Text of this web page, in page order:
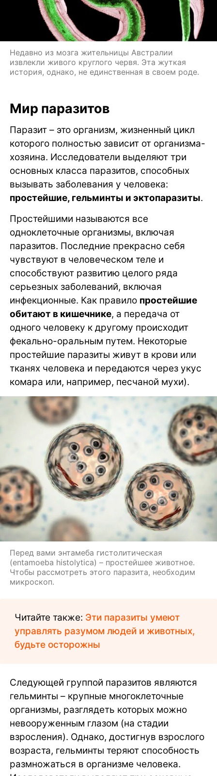
Недавно из мозга жительницы Австралии
извлекли живого круглого червя. Эта жуткая
история, однако, не единственная в своем роде.
Мир паразитов
Паразит – это организм, жизненный цикл
которого полностью зависит от организма-
хозяина. Исследователи выделяют три
основных класса паразитов, способных
вызывать заболевания у человека:
простейшие, гельминты и эктопаразиты.
Простейшими называются все
одноклеточные организмы, включая
паразитов. Последние прекрасно себя
чувствуют в человеческом теле и
способствуют развитию целого ряда
серьезных заболеваний, включая
инфекционные. Как правило простейшие
обитают в кишечнике, а передача от
одного человеку к другому происходит
фекально-оральным путем. Некоторые
простейшие паразиты живут в крови или
тканях человека и передаются через укус
комара или, например, песчаной мухи).
Перед вами энтамеба гистолитическая
(entamoeba histolytica) – простейшее животное.
Чтобы рассмотреть этого паразита, необходим
микроскоп.
Читайте также: Эти паразиты умеют
управлять разумом людей и животных,
будьте осторожны
Следующей группой паразитов являются
гельминты – крупные многоклеточные
организмы, разглядеть которых можно
невооруженным глазом (на стадии
взросления). Однако, достигнув взрослого
возраста, гельминты теряют способность
размножаться в организме человека.